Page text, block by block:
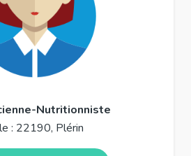
Nutritionniste
: 22190, Plérin